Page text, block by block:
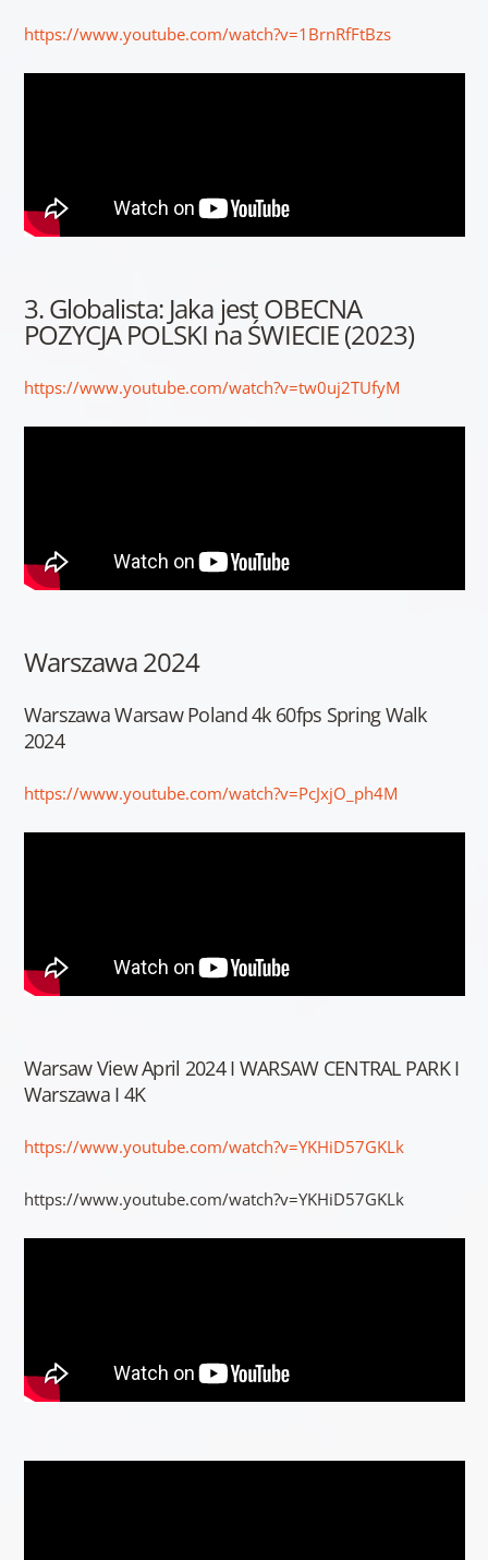
https://www.youtube.com/watch?v=1BrnRfFtBzs
3. Globalista: Jaka jest OBECNA
POZYCJA POLSKI na ŚWIECIE (2023)
https://www.youtube.com/watch?v=tw0uj2TUfyM
Warszawa 2024
Warszawa Warsaw Poland 4k 60fps Spring Walk
2024
https://www.youtube.com/watch?v=PcJxjO_ph4M
Warsaw View April 2024 I WARSAW CENTRAL PARK I
Warszawa I 4K
https://www.youtube.com/watch?v=YKHiD57GKLk
https://www.youtube.com/watch?v=YKHiD57GKLk